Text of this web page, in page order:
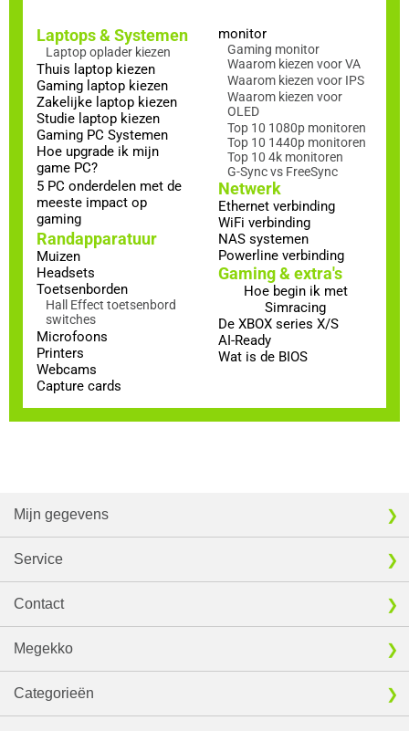
Laptops & Systemen
Laptop oplader kiezen
Thuis laptop kiezen
Gaming laptop kiezen
Zakelijke laptop kiezen
Studie laptop kiezen
Gaming PC Systemen
Hoe upgrade ik mijn
game PC?
5 PC onderdelen met de
meeste impact op
gaming
Randapparatuur
Muizen
Headsets
Toetsenborden
Hall Effect toetsenbord
switches
Microfoons
Printers
Webcams
Capture cards
monitor
Gaming monitor
Waarom kiezen voor VA
Waarom kiezen voor IPS
Waarom kiezen voor
OLED
Top 10 1080p monitoren
Top 10 1440p monitoren
Top 10 4k monitoren
G-Sync vs FreeSync
Netwerk
Ethernet verbinding
WiFi verbinding
NAS systemen
Powerline verbinding
Gaming & extra's
Hoe begin ik met
Simracing
De XBOX series X/S
AI-Ready
Wat is de BIOS
Mijn gegevens
Service
Contact
Megekko
Categorieën